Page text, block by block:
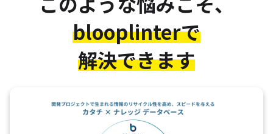
blooplinterで
解決できます